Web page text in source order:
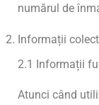
numărul de
Informații
2.1 Informații
Atunci când